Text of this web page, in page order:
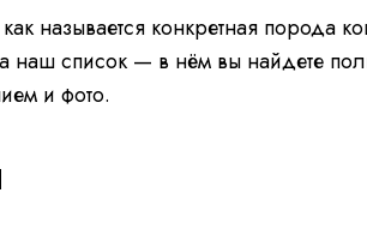
называется конкретная порода
наш список — в нём вы найдете
и фото.